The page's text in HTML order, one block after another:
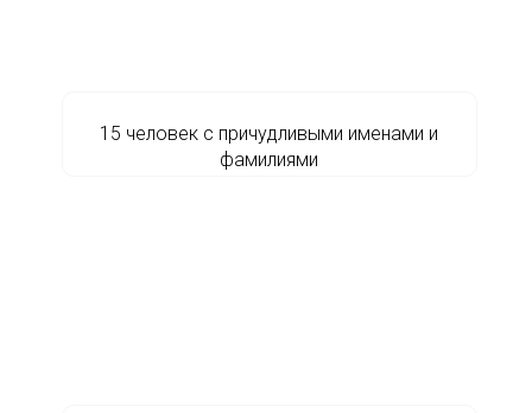
15 человек с причудливыми именами и
фамилиями